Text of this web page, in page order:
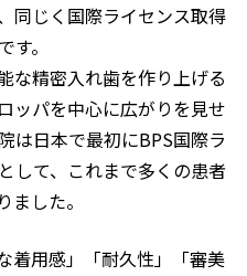
同じく国際ライセンス取得
。
な精密入れ歯を作り上げる
ッパを中心に広がりを見せ
は日本で最初にBPS国際ラ
して、これまで多くの患者
した。
着用感」「耐久性」「審美